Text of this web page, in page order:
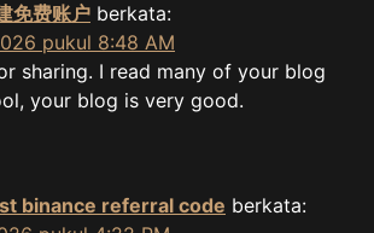
免费账户 berkata:
pukul 8:48 AM
sharing. I read many of your blog
your blog is very good.
binance referral code berkata: